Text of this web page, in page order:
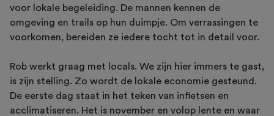
voor lokale begeleiding. De mannen kennen de
omgeving en trails op hun duimpje. Om verrassingen te
voorkomen, bereiden ze iedere tocht tot in detail voor.
Rob werkt graag met locals. We zijn hier immers te gast,
is zijn stelling. Zo wordt de lokale economie gesteund.
De eerste dag staat in het teken van infietsen en
acclimatiseren. Het is november en volop lente en waar